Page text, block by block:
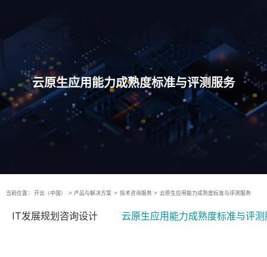
云原生应用能力成熟度标准与评测服务
当前位置： 开云（中国） > 产品与解决方案 > 技术咨询服务 > 云原生应用能力成熟度标准与评测服务
IT发展规划咨询设计 云原生应用能力成熟度标准与评测